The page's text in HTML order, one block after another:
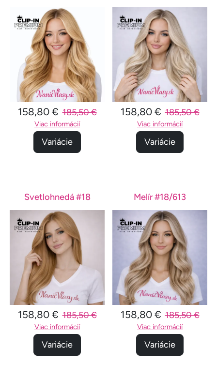
158,80 € 185,50 €
Viac informácií
Variácie
158,80 € 185,50 €
Viac informácií
Variácie
Svetlohnedá #18
158,80 € 185,50 €
Viac informácií
Variácie
Melír #18/613
158,80 € 185,50 €
Viac informácií
Variácie